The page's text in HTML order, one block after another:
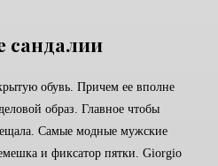
сандалии
обувь. Причем ее вполне
образ. Главное чтобы
Самые модные мужские
и фиксатор пятки. Giorgio